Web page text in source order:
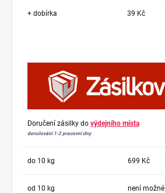
+ dobírka 39 Kč
Doručení zásilky do výdejního místa
doručování 1-2 pracovní dny
do 10 kg 699 Kč
od 10 kg není možné